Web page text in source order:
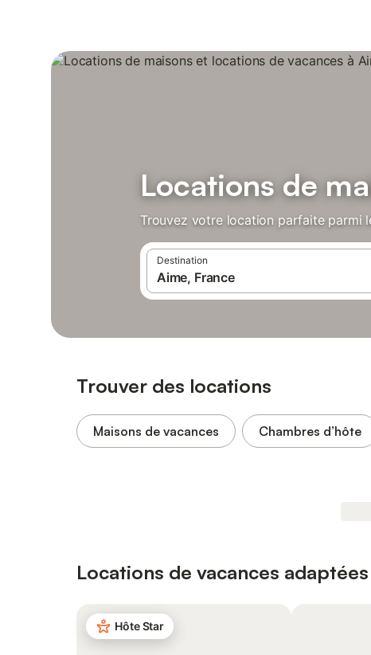
Locations de
Trouvez votre location parfaite parmi
Destination
Trouver des locations
Maisons de vacances Chambres d’hôte
Locations de vacances
Hôte Star